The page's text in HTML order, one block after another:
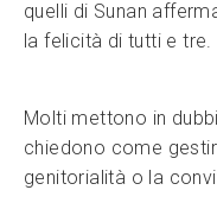
quelli di Sunan
la felicità di tutti e tre.
Molti mettono in
chiedono come
genitorialità o la